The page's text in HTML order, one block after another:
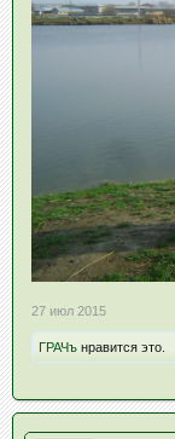
27 июл 2015
ГРАЧъ нравится это.